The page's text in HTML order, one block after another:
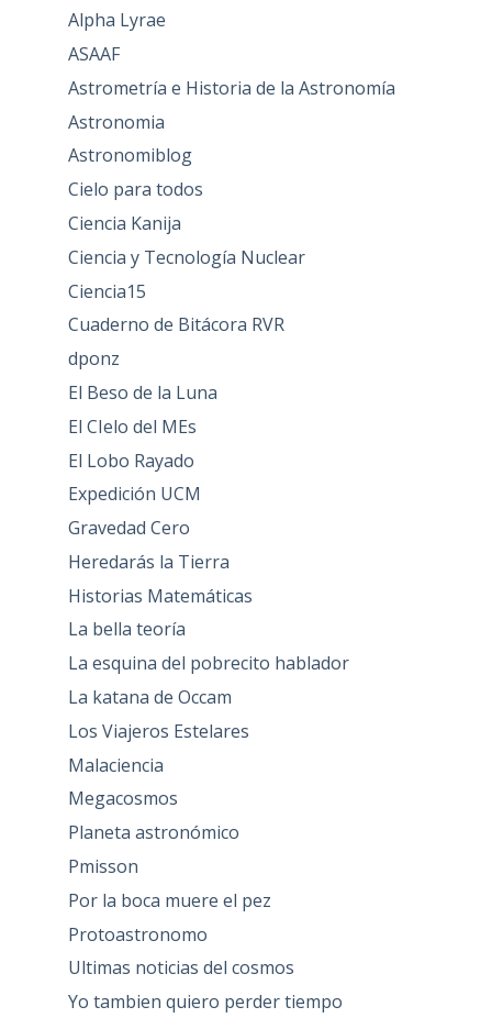
Alpha Lyrae
ASAAF
Astrometría e Historia de la Astronomía
Astronomia
Astronomiblog
Cielo para todos
Ciencia Kanija
Ciencia y Tecnología Nuclear
Ciencia15
Cuaderno de Bitácora RVR
dponz
El Beso de la Luna
El CIelo del MEs
El Lobo Rayado
Expedición UCM
Gravedad Cero
Heredarás la Tierra
Historias Matemáticas
La bella teoría
La esquina del pobrecito hablador
La katana de Occam
Los Viajeros Estelares
Malaciencia
Megacosmos
Planeta astronómico
Pmisson
Por la boca muere el pez
Protoastronomo
Ultimas noticias del cosmos
Yo tambien quiero perder tiempo